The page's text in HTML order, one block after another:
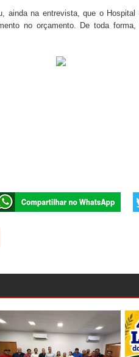
Rosângela e afirma que
CNH Social; veja documentação
Fábio Rolim e esvazia discurso da
balanço da saúde bucal em Sapé
ainda na entrevista, que o
no orçamento. De toda